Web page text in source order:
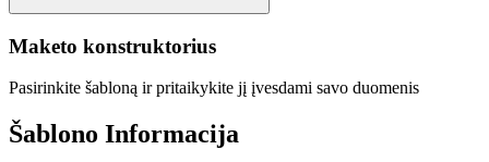
Maketo konstruktorius
Pasirinkite šabloną ir pritaikykite jį įvesdami savo duomenis
Šablono Informacija